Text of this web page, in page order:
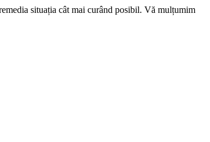
situația cât mai curând posibil. Vă mulțumim